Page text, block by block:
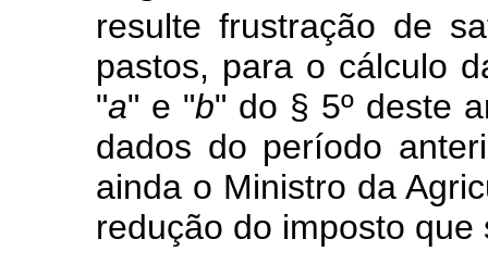
resulte frustração de
pastos, para o cálculo
"a" e "b" do § 5º deste
dados do período
ainda o Ministro da
redução do imposto que